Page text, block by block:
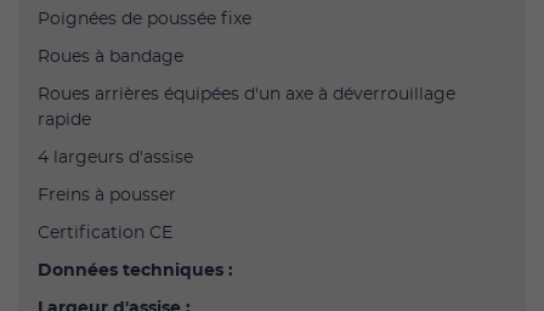
Poignées de poussée fixe
Roues à bandage
Roues arrières équipées d'un axe à déverrouillage
rapide
4 largeurs d'assise
Freins à pousser
Certification CE
Données techniques :